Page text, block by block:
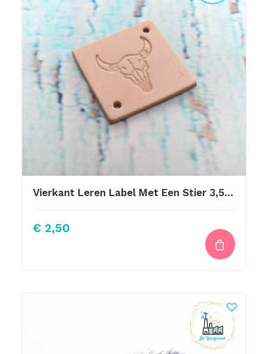
Vierkant Leren Label Met Een Stier 3,5×3,5cm
€ 2,50